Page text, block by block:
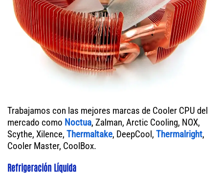
Trabajamos con las mejores marcas de Cooler CPU del
mercado como Noctua, Zalman, Arctic Cooling, NOX,
Scythe, Xilence, Thermaltake, DeepCool, Thermalright,
Cooler Master, CoolBox.
Refrigeración Líquida